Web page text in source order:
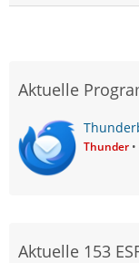
Aktuelle
Thunder
Aktuelle 153